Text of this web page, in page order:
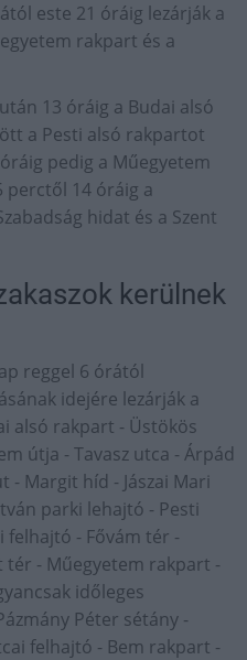
este 21 óráig lezárják a
rakpart és a
13 óráig a Budai alsó
a Pesti alsó rakpartot
pedig a Műegyetem
perctől 14 óráig a
hidat és a Szent
kerülnek
reggel 6 órától
idejére lezárják a
alsó rakpart - Üstökös
útja - Tavasz utca - Árpád
- Margit híd - Jászai Mari
parki lehajtó - Pesti
- Fővám tér -
tér - Műegyetem rakpart -
időleges
Péter sétány -
felhajtó - Bem rakpart -